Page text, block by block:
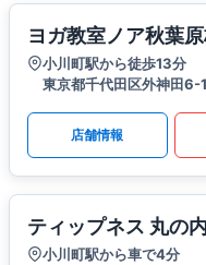
ヨガ教室ノア秋葉
小川町駅から徒歩13分
東京都千代田区外神田6-
店舗情報
ティップネス 丸の
小川町駅から車で4分